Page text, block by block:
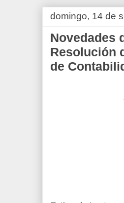
domingo, 14 de
Novedades
Resolución
de